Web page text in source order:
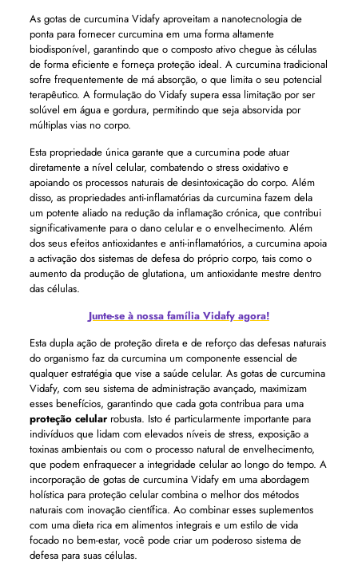
As gotas de curcumina Vidafy aproveitam a nanotecnologia de
ponta para fornecer curcumina em uma forma altamente
biodisponível, garantindo que o composto ativo chegue às células
de forma eficiente e forneça proteção ideal. A curcumina tradicional
sofre frequentemente de má absorção, o que limita o seu potencial
terapêutico. A formulação do Vidafy supera essa limitação por ser
solúvel em água e gordura, permitindo que seja absorvida por
múltiplas vias no corpo.
Esta propriedade única garante que a curcumina pode atuar
diretamente a nível celular, combatendo o stress oxidativo e
apoiando os processos naturais de desintoxicação do corpo. Além
disso, as propriedades anti-inflamatórias da curcumina fazem dela
um potente aliado na redução da inflamação crónica, que contribui
significativamente para o dano celular e o envelhecimento. Além
dos seus efeitos antioxidantes e anti-inflamatórios, a curcumina apoia
a activação dos sistemas de defesa do próprio corpo, tais como o
aumento da produção de glutationa, um antioxidante mestre dentro
das células.
Junte-se à nossa família Vidafy agora!
Esta dupla ação de proteção direta e de reforço das defesas naturais
do organismo faz da curcumina um componente essencial de
qualquer estratégia que vise a saúde celular. As gotas de curcumina
Vidafy, com seu sistema de administração avançado, maximizam
esses benefícios, garantindo que cada gota contribua para uma
proteção celularrobusta. Isto é particularmente importante para
indivíduos que lidam com elevados níveis de stress, exposição a
toxinas ambientais ou com o processo natural de envelhecimento,
que podem enfraquecer a integridade celular ao longo do tempo. A
incorporação de gotas de curcumina Vidafy em uma abordagem
holística para proteção celular combina o melhor dos métodos
naturais com inovação científica. Ao combinar esses suplementos
com uma dieta rica em alimentos integrais e um estilo de vida
focado no bem-estar, você pode criar um poderoso sistema de
defesa para suas células.